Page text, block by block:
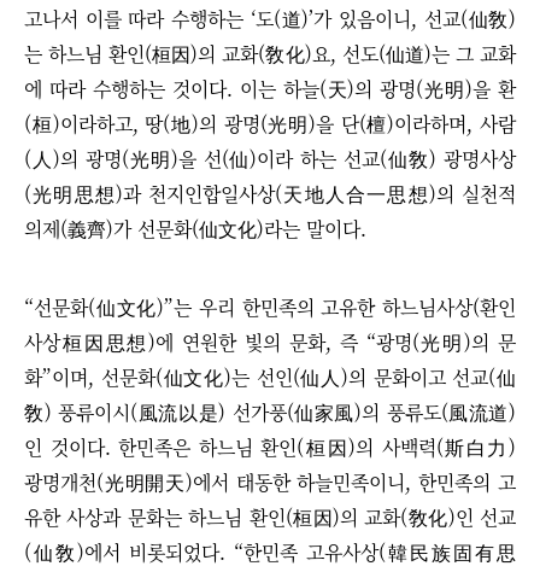
고나서 이를 따라 수행하는 ‘도(道)’가 있음이니, 선교(仙敎)
는 하느님 환인(桓因)의 교화(敎化)요, 선도(仙道)는 그 교화
에 따라 수행하는 것이다. 이는 하늘(天)의 광명(光明)을 환
(桓)이라하고, 땅(地)의 광명(光明)을 단(檀)이라하며, 사람
(人)의 광명(光明)을 선(仙)이라 하는 선교(仙敎) 광명사상
(光明思想)과 천지인합일사상(天地人合一思想)의 실천적
의제(義齊)가 선문화(仙文化)라는 말이다.
“선문화(仙文化)”는 우리 한민족의 고유한 하느님사상(환인
사상桓因思想)에 연원한 빛의 문화, 즉 “광명(光明)의 문
화”이며, 선문화(仙文化)는 선인(仙人)의 문화이고 선교(仙
敎) 풍류이시(風流以是) 선가풍(仙家風)의 풍류도(風流道)
인 것이다.한민족은 하느님 환인(桓因)의 사백력(斯白力)
광명개천(光明開天)에서 태동한 하늘민족이니, 한민족의 고
유한 사상과 문화는 하느님 환인(桓因)의 교화(敎化)인 선교
(仙敎)에서 비롯되었다. “한민족 고유사상(韓民族固有思